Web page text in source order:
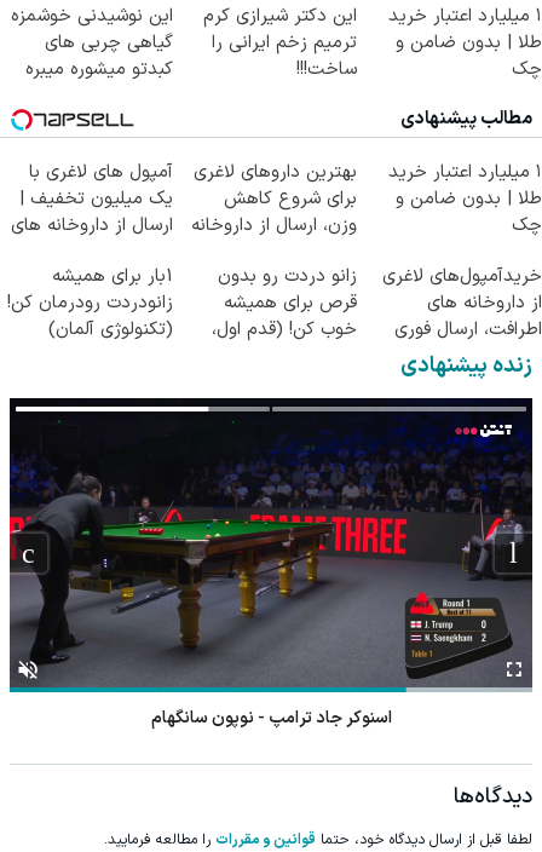
۱ میلیارد اعتبار خرید
طلا | بدون ضامن و
چک
این دکتر شیرازی کرم
ترمیم زخم ایرانی را
ساخت!!!
این نوشیدنی خوشمزه
گیاهی چربی های
کبدتو میشوره میبره
مطالب پیشنهادی
۱ میلیارد اعتبار خرید
طلا | بدون ضامن و
چک
بهترین داروهای لاغری
برای شروع کاهش
وزن، ارسال از داروخانه
آمپول های لاغری با
یک میلیون تخفیف |
ارسال از داروخانه های
خریدآمپول‌های لاغری
از داروخانه های
اطرافت، ارسال فوری
همراه با پک یخ!
زانو دردت رو بدون
قرص برای همیشه
خوب کن! (قدم اول،
1بار برای همیشه
زانودردت رودرمان کن!
(تکنولوژی آلمان)
زنده پیشنهادی
اسنوکر جاد ترامپ - نوپون سانگهام
دیدگاه‌ها
لطفا قبل از ارسال دیدگاه خود، حتما قوانین و مقررات را مطالعه فرمایید.